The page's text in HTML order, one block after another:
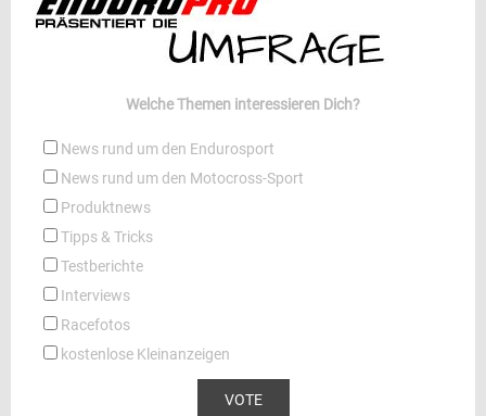
Welche Themen interessieren Dich?
News rund um den Endurosport
News rund um den Motocross-Sport
Produktnews
Tipps & Tricks
Testberichte
Interviews
Racefotos
kostenlose Kleinanzeigen